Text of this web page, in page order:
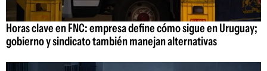
Horas clave en FNC: empresa define cómo sigue en Uruguay;
gobierno y sindicato también manejan alternativas